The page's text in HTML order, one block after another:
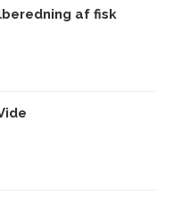
af fisk